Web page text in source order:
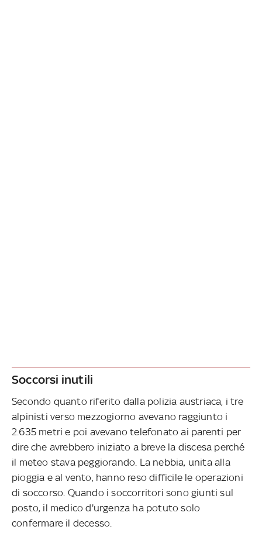
Soccorsi inutili
Secondo quanto riferito dalla polizia austriaca, i tre
alpinisti verso mezzogiorno avevano raggiunto i
2.635 metri e poi avevano telefonato ai parenti per
dire che avrebbero iniziato a breve la discesa perché
il meteo stava peggiorando. La nebbia, unita alla
pioggia e al vento, hanno reso difficile le operazioni
di soccorso. Quando i soccorritori sono giunti sul
posto, il medico d'urgenza ha potuto solo
confermare il decesso.